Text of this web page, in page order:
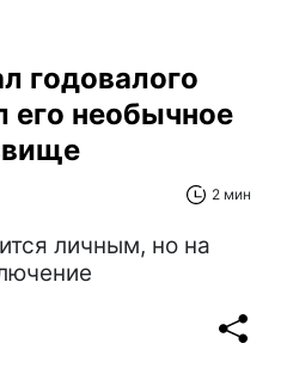
годовалого
его необычное
2 мин
личным, но на